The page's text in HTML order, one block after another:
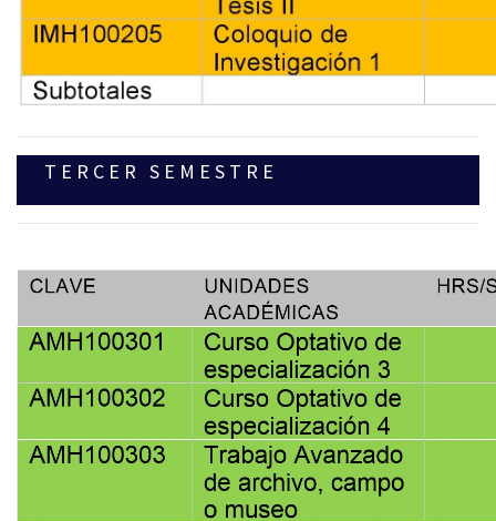
T E R C E R S E M E S T R E